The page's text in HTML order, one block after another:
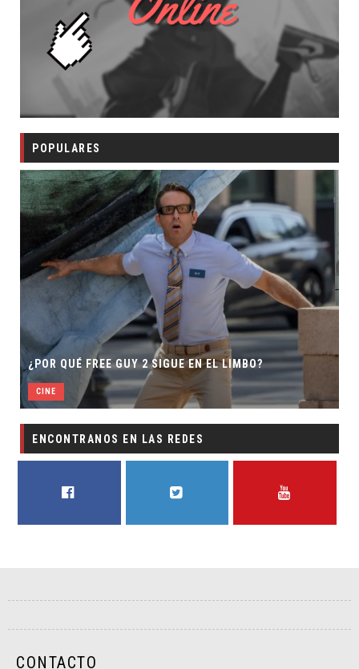
POPULARES
¿POR QUÉ FREE GUY 2 SIGUE EN EL LIMBO?
CINE
ENCONTRANOS EN LAS REDES
CONTACTO